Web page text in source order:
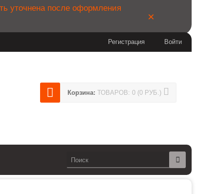
уточнена после оформления
×
Войти
Регистрация
Корзина: ТОВАРОВ: 0 (0 РУБ.)